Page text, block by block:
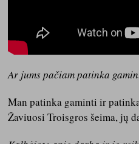
Ar jums pačiam patinka
Man patinka gaminti ir
Žaviuosi Troisgros šeima, jų